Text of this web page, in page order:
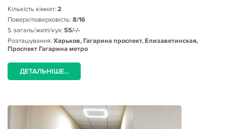
Кількість кімнат: 2
Поверх/поверховість: 8/16
S загаль/житл/кух: 55/-/-
Розташування: Харьков, Гагарина проспект, Елизаветинская,
Проспект Гагарина метро
ДЕТАЛЬНІШЕ...